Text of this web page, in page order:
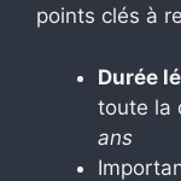
points clés à
Durée
toute la
ans